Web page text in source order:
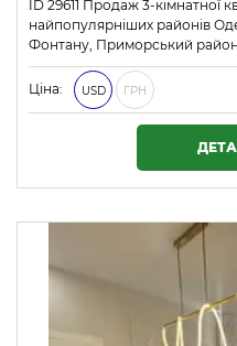
ID 29611 Продаж 3-кімнатної
найпопулярніших районів
Фонтану, Приморський район.
Ціна: USD ГРН